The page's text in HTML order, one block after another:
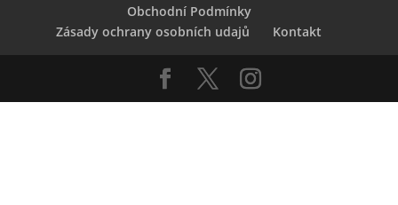
Obchodní Podmínky
Zásady ochrany osobních udajů
Kontakt